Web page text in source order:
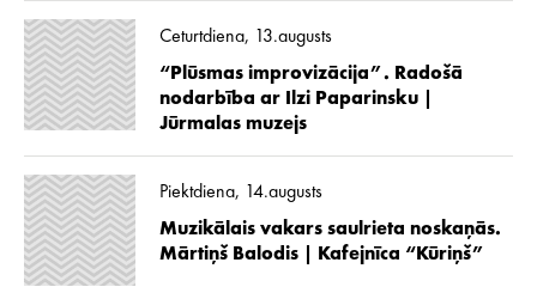
Ceturtdiena, 13.augusts
“Plūsmas improvizācija”. Radošā
nodarbība ar Ilzi Paparinsku |
Jūrmalas muzejs
Piektdiena, 14.augusts
Muzikālais vakars saulrieta noskaņās.
Mārtiņš Balodis | Kafejnīca “Kūriņš”